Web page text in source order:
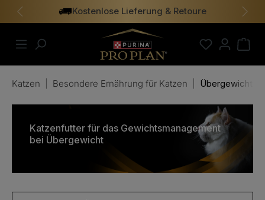
springen Kostenlose Lieferung & Retoure
Vorheriges
Katzen Besondere Ernährung für Katzen Übergewicht
Katzenfutter für das Gewichtsmanagement
bei Übergewicht